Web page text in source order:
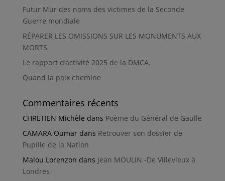
Futur Mur des noms des victimes de la Seconde
Guerre mondiale
RÉPARER LES OMISSIONS SUR LES MONUMENTS AUX
MORTS
Le rapport d’activité 2025 de la DMCA.
Quand la paix chemine
Commentaires récents
CHRETIEN Michèle dans Poème du Général de Gaulle
CAMARA Oumardans Retrouver son dossier de
Pupille de la Nation
Malou Lorenzon dans Jean MOULIN -De Villevieux à
Londres